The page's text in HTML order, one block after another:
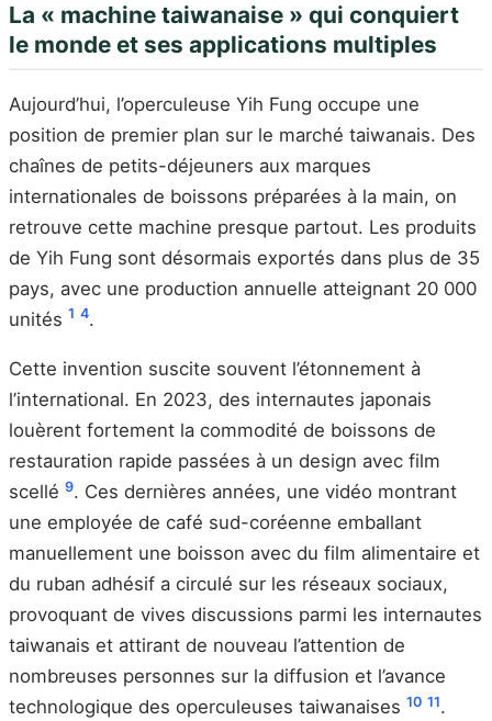
La « machine taiwanaise » qui conquiert
le monde et ses applications multiples
Aujourd’hui, l’operculeuse Yih Fung occupe une
position de premier plan sur le marché taiwanais. Des
chaînes de petits-déjeuners aux marques
internationales de boissons préparées à la main, on
retrouve cette machine presque partout. Les produits
de Yih Fung sont désormais exportés dans plus de 35
pays, avec une production annuelle atteignant 20 000
unités 1 4.
Cette invention suscite souvent l’étonnement à
l’international. En 2023, des internautes japonais
louèrent fortement la commodité de boissons de
restauration rapide passées à un design avec film
scellé 9. Ces dernières années, une vidéo montrant
une employée de café sud-coréenne emballant
manuellement une boisson avec du film alimentaire et
du ruban adhésif a circulé sur les réseaux sociaux,
provoquant de vives discussions parmi les internautes
taiwanais et attirant de nouveau l’attention de
nombreuses personnes sur la diffusion et l’avance
technologique des operculeuses taiwanaises 10 11.